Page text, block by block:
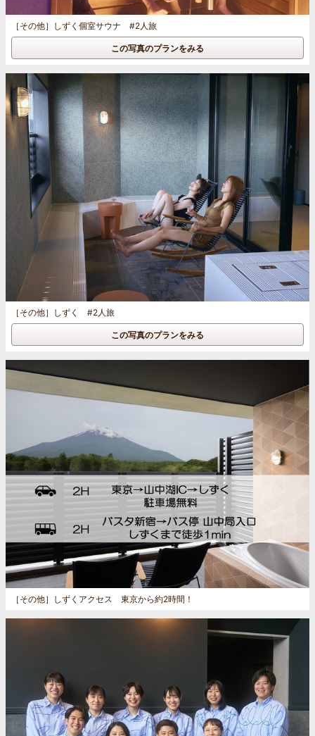
［その他］ しずく個室サウナ #2人旅
この写真のプランをみる
［その他］ しずく #2人旅
この写真のプランをみる
［その他］ しずくアクセス 東京から約2時間！